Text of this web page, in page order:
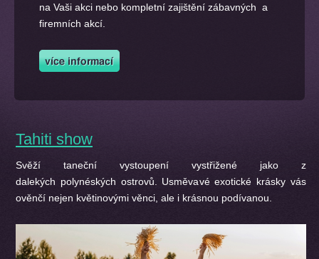
na Vaši akci nebo kompletní zajištění zábavných a
firemních akcí.
Tahiti show
Svěží taneční vystoupení vystřižené jako z
dalekých polynéských ostrovů. Usměvavé exotické krásky vás
ověnčí nejen květinovými věnci, ale i krásnou podívanou.